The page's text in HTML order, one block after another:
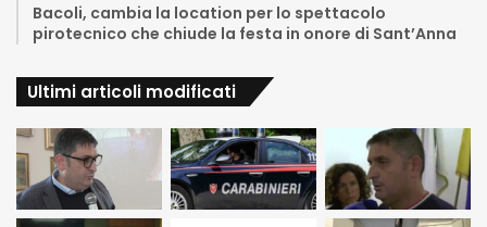
Bacoli, cambia la location per lo spettacolo
pirotecnico che chiude la festa in onore di Sant’Anna
Ultimi articoli modificati